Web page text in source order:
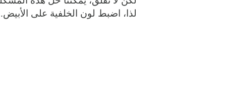
لذا، اضبط لون الخلفية على الأبيض.